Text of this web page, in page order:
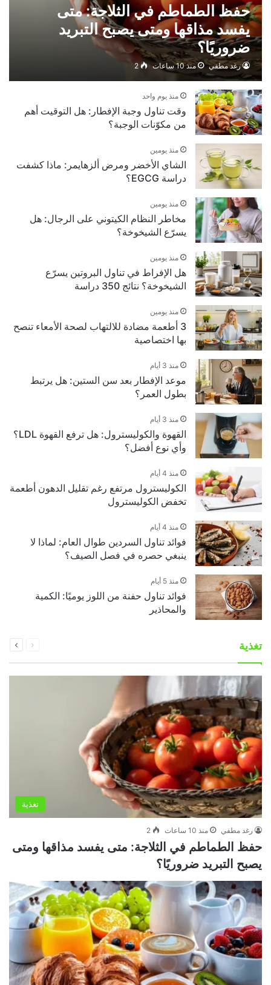
حفظ الطماطم في الثلاجة: متى
يفسد مذاقها ومتى يصبح التبريد
ضروريًا؟
رغد مطفي منذ 10 ساعات 2
منذ يوم واحد
وقت تناول وجبة الإفطار: هل التوقيت أهم
من مكوّنات الوجبة؟
منذ يومين
الشاي الأخضر ومرض ألزهايمر: ماذا كشفت
دراسة EGCG؟
منذ يومين
مخاطر النظام الكيتوني على الرجال: هل
يسرّع الشيخوخة؟
منذ يومين
هل الإفراط في تناول البروتين يسرّع
الشيخوخة؟ نتائج 350 دراسة
منذ يومين
3 أطعمة مضادة للالتهاب لصحة الأمعاء تنصح
بها اختصاصية
منذ 3 أيام
موعد الإفطار بعد سن الستين: هل يرتبط
بطول العمر؟
منذ 3 أيام
القهوة والكوليسترول: هل ترفع القهوة LDL؟
وأي نوع أفضل؟
منذ 4 أيام
الكوليسترول مرتفع رغم تقليل الدهون أطعمة
تخفض الكوليسترول
منذ 4 أيام
فوائد تناول السردين طوال العام: لماذا لا
ينبغي حصره في فصل الصيف؟
منذ 5 أيام
فوائد تناول حفنة من اللوز يوميًا: الكمية
والمحاذير
تغذية الصفحةالصفحة
تغذية
رغد مطفي منذ 10 ساعات 2
حفظ الطماطم في الثلاجة: متى يفسد مذاقها ومتى
يصبح التبريد ضروريًا؟